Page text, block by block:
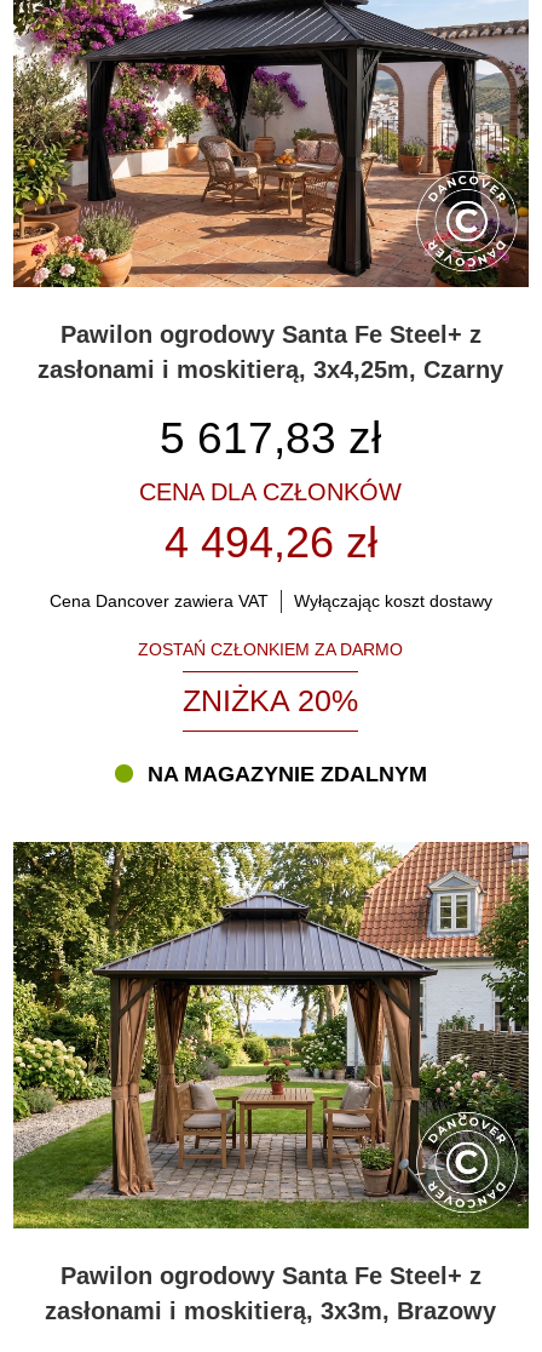
Pawilon ogrodowy Santa Fe Steel+ z
zasłonami i moskitierą, 3x4,25m, Czarny
5 617,83 zł
CENA DLA CZŁONKÓW
4 494,26 zł
Cena Dancover zawiera VAT Wyłączając koszt dostawy
ZOSTAŃ CZŁONKIEM ZA DARMO
ZNIŻKA 20%
NA MAGAZYNIE ZDALNYM
Pawilon ogrodowy Santa Fe Steel+ z
zasłonami i moskitierą, 3x3m, Brazowy